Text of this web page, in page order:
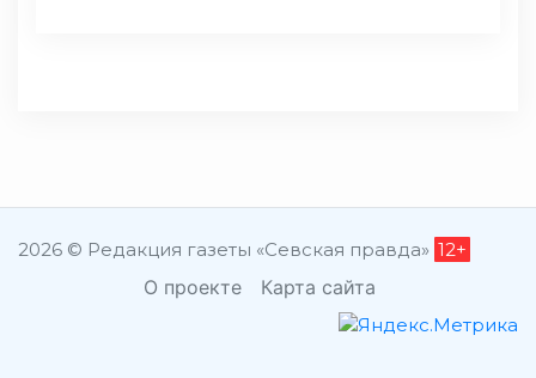
2026 © Редакция газеты «Севская правда» 12+
О проекте Карта сайта